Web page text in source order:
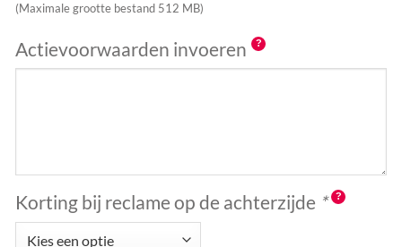
(Maximale grootte bestand 512 MB)
Actievoorwaarden invoeren
Korting bij reclame op de achterzijde *